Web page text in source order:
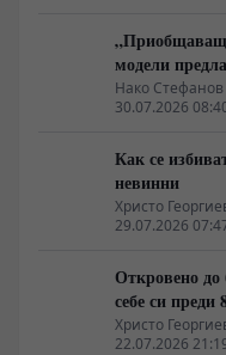
„Приобщаващ
модели
неолиберализма
Нако Стефанов
30.07.2026
Как се
невинни
Христо
29.07.2026
Откровено до
себе си преди
Христо
22.07.2026